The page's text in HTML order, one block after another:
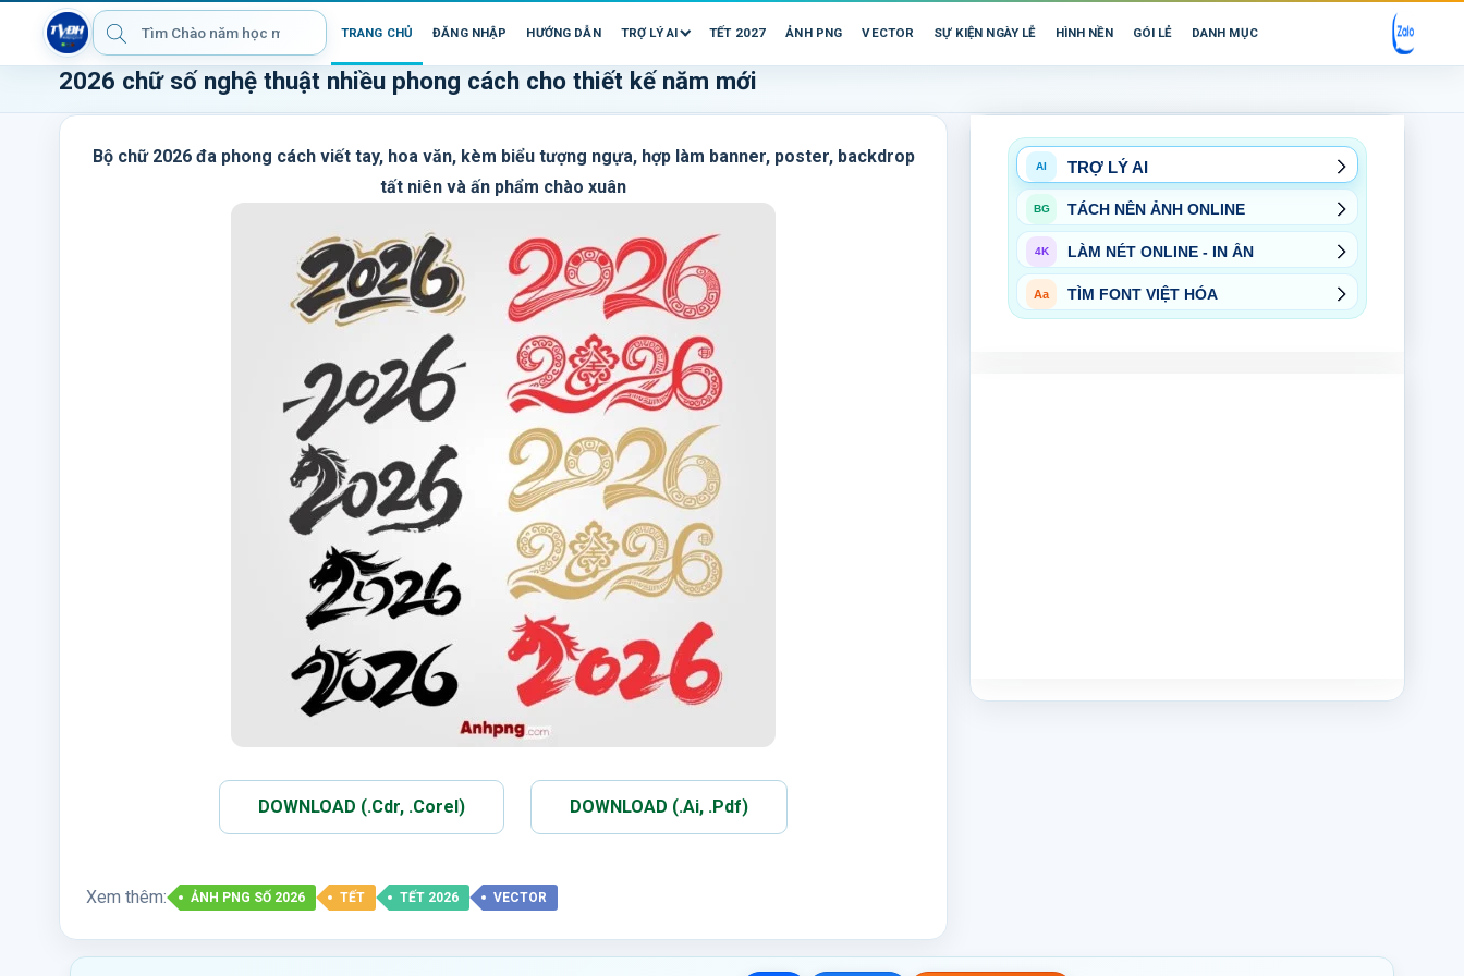
TRANG CHỦ ĐĂNG NHẬP HƯỚNG DẪN TRỢ LÝ AI TẾT 2027 ẢNH PNG VECTOR SỰ KIỆN NGÀY LỄ HÌNH NỀN GÓI LẺ DANH MỤC
2026 chữ số nghệ thuật nhiều phong cách cho thiết kế năm mới
Bộ chữ 2026 đa phong cách viết tay, hoa văn, kèm biểu tượng ngựa, hợp làm banner, poster, backdrop
tất niên và ấn phẩm chào xuân
DOWNLOAD (.Cdr, .Corel) DOWNLOAD (.Ai, .Pdf)
Xem thêm: ẢNH PNG SỐ 2026 TẾT TẾT 2026 VECTOR
AI TRỢ LÝ AI
BG TÁCH NỀN ẢNH ONLINE
4K LÀM NÉT ONLINE - IN ẤN
Aa TÌM FONT VIỆT HÓA